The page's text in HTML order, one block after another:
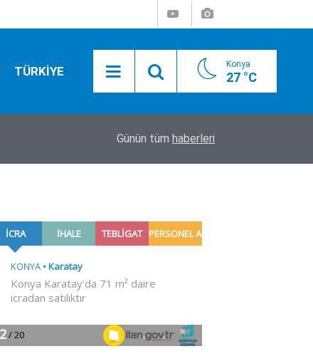
TÜRKİYE Konya
27 °C
Konya'da düğmeye basıldı! Ülkü Ocakları'ndan
Günün tüm haberleri